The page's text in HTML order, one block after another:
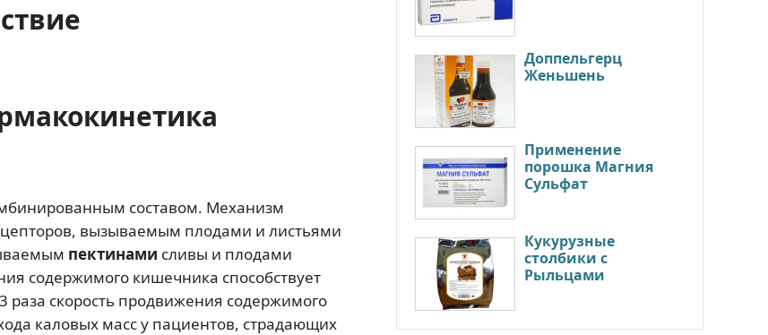
составом. Механизм
вызываемым плодами и листьями
пектинами сливы и плодами
содержимого кишечника способствует
раза скорость продвижения содержимого
каловых масс у пациентов, страдающих
Доппельгерц
Женьшень
Применение
порошка Магния
Сульфат
Кукурузные
столбики с
Рыльцами